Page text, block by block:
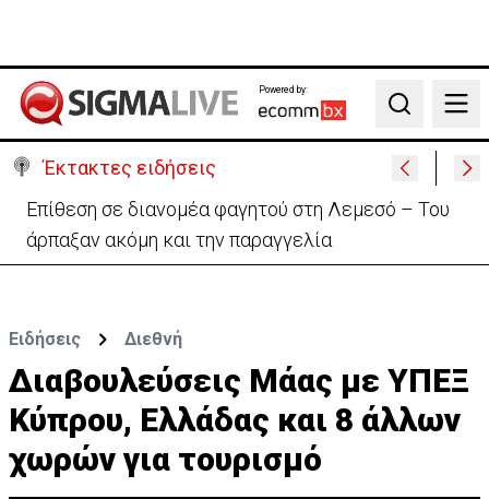
Powered by:
Search
Έκτακτες ειδήσεις
Ιταλία-Ισπανία: Στα άκρα η διπλωματική κόντρα για
το Σένγκεν
Ειδήσεις Διεθνή
Διαβουλεύσεις Μάας με ΥΠΕΞ
Κύπρου, Ελλάδας και 8 άλλων
χωρών για τουρισμό